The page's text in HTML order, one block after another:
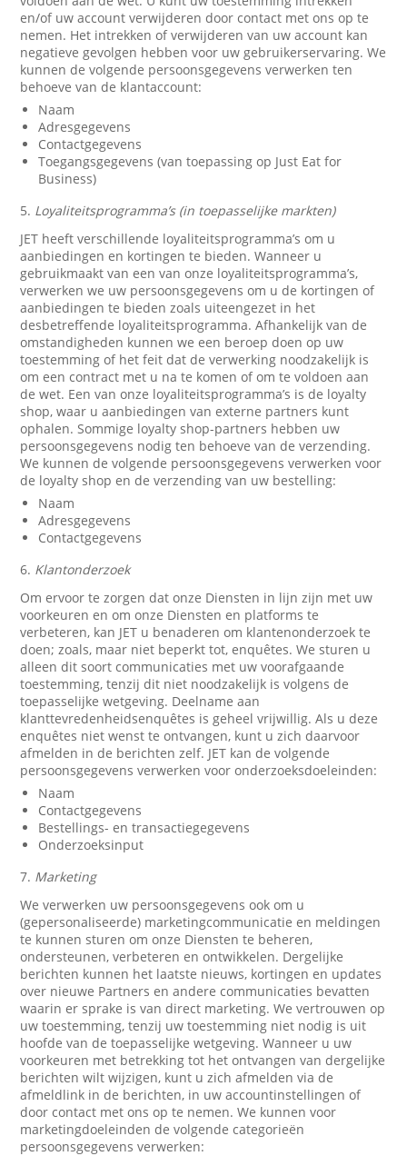
en/of uw account verwijderen door contact met ons op te
nemen. Het intrekken of verwijderen van uw account kan
negatieve gevolgen hebben voor uw gebruikerservaring. We
kunnen de volgende persoonsgegevens verwerken ten
behoeve van de klantaccount:
Naam
Adresgegevens
Contactgegevens
Toegangsgegevens (van toepassing op Just Eat for
Business)
5. Loyaliteitsprogramma’s (in toepasselijke markten)
JET heeft verschillende loyaliteitsprogramma’s om u
aanbiedingen en kortingen te bieden. Wanneer u
gebruikmaakt van een van onze loyaliteitsprogramma’s,
verwerken we uw persoonsgegevens om u de kortingen of
aanbiedingen te bieden zoals uiteengezet in het
desbetreffende loyaliteitsprogramma. Afhankelijk van de
omstandigheden kunnen we een beroep doen op uw
toestemming of het feit dat de verwerking noodzakelijk is
om een contract met u na te komen of om te voldoen aan
de wet. Een van onze loyaliteitsprogramma’s is de loyalty
shop, waar u aanbiedingen van externe partners kunt
ophalen. Sommige loyalty shop-partners hebben uw
persoonsgegevens nodig ten behoeve van de verzending.
We kunnen de volgende persoonsgegevens verwerken voor
de loyalty shop en de verzending van uw bestelling:
Naam
Adresgegevens
Contactgegevens
6. Klantonderzoek
Om ervoor te zorgen dat onze Diensten in lijn zijn met uw
voorkeuren en om onze Diensten en platforms te
verbeteren, kan JET u benaderen om klantenonderzoek te
doen; zoals, maar niet beperkt tot, enquêtes. We sturen u
alleen dit soort communicaties met uw voorafgaande
toestemming, tenzij dit niet noodzakelijk is volgens de
toepasselijke wetgeving. Deelname aan
klanttevredenheidsenquêtes is geheel vrijwillig. Als u deze
enquêtes niet wenst te ontvangen, kunt u zich daarvoor
afmelden in de berichten zelf. JET kan de volgende
persoonsgegevens verwerken voor onderzoeksdoeleinden:
Naam
Contactgegevens
Bestellings- en transactiegegevens
Onderzoeksinput
7. Marketing
We verwerken uw persoonsgegevens ook om u
(gepersonaliseerde) marketingcommunicatie en meldingen
te kunnen sturen om onze Diensten te beheren,
ondersteunen, verbeteren en ontwikkelen. Dergelijke
berichten kunnen het laatste nieuws, kortingen en updates
over nieuwe Partners en andere communicaties bevatten
waarin er sprake is van direct marketing. We vertrouwen op
uw toestemming, tenzij uw toestemming niet nodig is uit
hoofde van de toepasselijke wetgeving. Wanneer u uw
voorkeuren met betrekking tot het ontvangen van dergelijke
berichten wilt wijzigen, kunt u zich afmelden via de
afmeldlink in de berichten, in uw accountinstellingen of
door contact met ons op te nemen. We kunnen voor
marketingdoeleinden de volgende categorieën
persoonsgegevens verwerken: